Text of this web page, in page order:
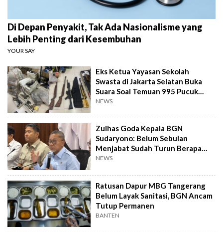
Di Depan Penyakit, Tak Ada Nasionalisme yang
Lebih Penting dari Kesembuhan
YOUR SAY
Eks Ketua Yayasan Sekolah
Swasta di Jakarta Selatan Buka
Suara Soal Temuan 995 Pucuk
Senjata Api
NEWS
Zulhas Goda Kepala BGN
Sudaryono: Belum Sebulan
Menjabat Sudah Turun Berapa
Kilo?
NEWS
Ratusan Dapur MBG Tangerang
Belum Layak Sanitasi, BGN Ancam
Tutup Permanen
BANTEN